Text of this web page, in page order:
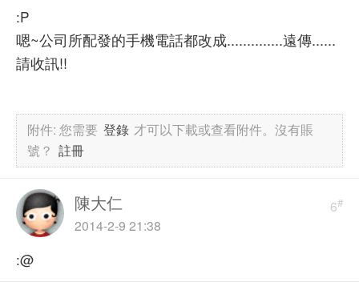
:P
嗯~公司所配發的手機電話都改成..............遠傳......
請收訊!!
附件:您需要 登錄 才可以下載或查看附件。沒有賬
號？ 註冊
6#
陳大仁
2014-2-9 21:38
:@